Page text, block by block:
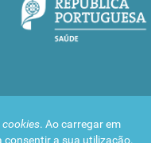
cookies. Ao carregar em
consentir a sua utilização.
© 2016. Todos os direitos